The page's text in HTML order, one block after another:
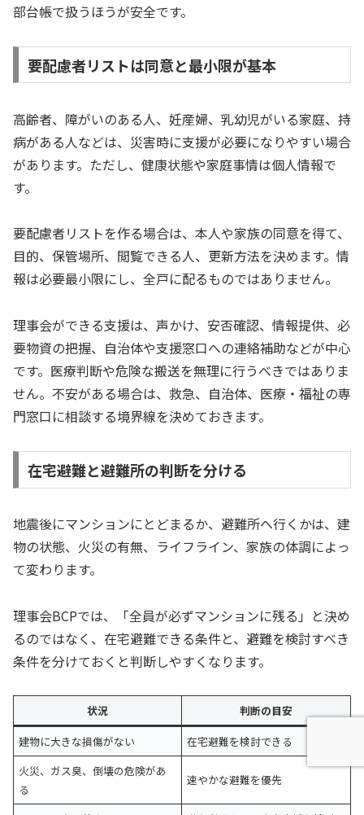
部台帳で扱うほうが安全です。
要配慮者リストは同意と最小限が基本
高齢者、障がいのある人、妊産婦、乳幼児がいる家庭、持
病がある人などは、災害時に支援が必要になりやすい場合
があります。ただし、健康状態や家庭事情は個人情報で
す。
要配慮者リストを作る場合は、本人や家族の同意を得て、
目的、保管場所、閲覧できる人、更新方法を決めます。情
報は必要最小限にし、全戸に配るものではありません。
理事会ができる支援は、声かけ、安否確認、情報提供、必
要物資の把握、自治体や支援窓口への連絡補助などが中心
です。医療判断や危険な搬送を無理に行うべきではありま
せん。不安がある場合は、救急、自治体、医療・福祉の専
門窓口に相談する境界線を決めておきます。
在宅避難と避難所の判断を分ける
地震後にマンションにとどまるか、避難所へ行くかは、建
物の状態、火災の有無、ライフライン、家族の体調によっ
て変わります。
理事会BCPでは、「全員が必ずマンションに残る」と決め
るのではなく、在宅避難できる条件と、避難を検討すべき
条件を分けておくと判断しやすくなります。
状況
判断の目安
建物に大きな損傷がない
在宅避難を検討できる
火災、ガス臭、倒壊の危険があ
る
速やかな避難を優先